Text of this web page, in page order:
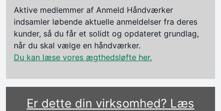
Aktive medlemmer af Anmeld Håndværker
indsamler løbende aktuelle anmeldelser fra deres
kunder, så du får et solidt og opdateret grundlag,
når du skal vælge en håndværker.
Du kan læse vores ægthedsløfte her.
Er dette din virksomhed? Læs